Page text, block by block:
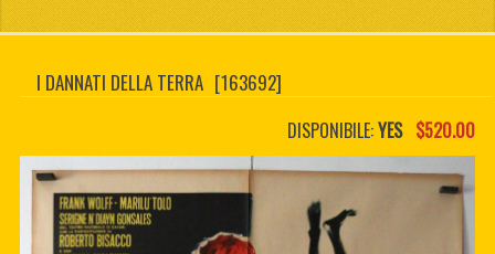
IL MIO CONTO
CONTATTO
CUSTOM PDF
I DANNATI DELLA TERRA [163692]
DISPONIBILE:YES $520.00